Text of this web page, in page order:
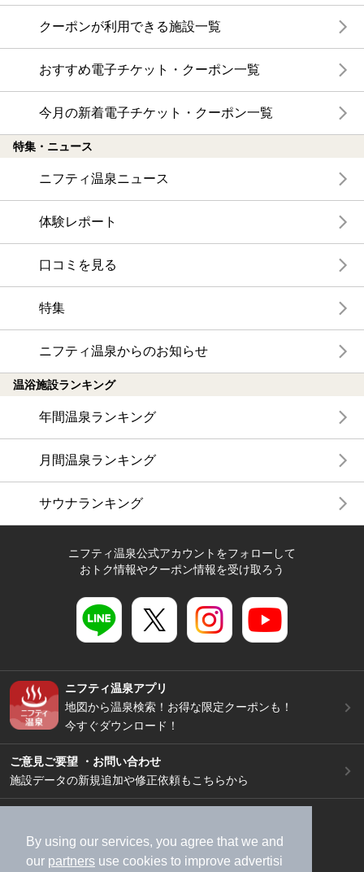
By using our services, you agree that we and
our partners use cookies to improve advertisi
クーポンが利用できる施設一覧
おすすめ電子チケット・クーポン一覧
今月の新着電子チケット・クーポン一覧
特集・ニュース
ニフティ温泉ニュース
体験レポート
口コミを見る
特集
ニフティ温泉からのお知らせ
温浴施設ランキング
年間温泉ランキング
月間温泉ランキング
サウナランキング
ニフティ温泉公式アカウントをフォローして
おトク情報やクーポン情報を受け取ろう
ニフティ温泉アプリ
地図から温泉検索！お得な限定クーポンも！
今すぐダウンロード！
ご意見ご要望 ・お問い合わせ
施設データの新規追加や修正依頼もこちらから
加盟店募集（資料請求）
広告出稿のご案内
利用規約
ライフスタイルMEMBERS+規約